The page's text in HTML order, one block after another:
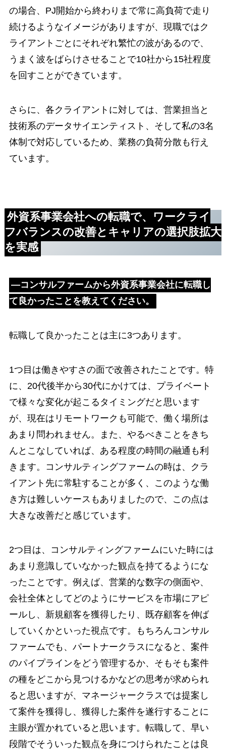
の場合、PJ開始から終わりまで常に高負荷で走り
続けるようなイメージがありますが、現職ではク
ライアントごとにそれぞれ繁忙の波があるので、
うまく波をばらけさせることで10社から15社程度
を回すことができています。
さらに、各クライアントに対しては、営業担当と
技術系のデータサイエンティスト、そして私の3名
体制で対応しているため、業務の負荷分散も行え
ています。
外資系事業会社への転職で、
ワークライ
フバランスの改善とキャリアの選択肢拡大
を実感
―コンサルファームから外資系事業会社に転職し
て良かったことを教えてください。
転職して良かったことは主に3つあります。
1つ目は働きやすさの面で改善されたことです。特
に、20代後半から30代にかけては、プライベート
で様々な変化が起こるタイミングだと思います
が、現在はリモートワークも可能で、働く場所は
あまり問われません。また、やるべきことをきち
んとこなしていれば、ある程度の時間の融通も利
きます。コンサルティングファームの時は、クラ
イアント先に常駐することが多く、このような働
き方は難しいケースもありましたので、この点は
大きな改善だと感じています。
2つ目は、コンサルティングファームにいた時には
あまり意識していなかった観点を持てるようにな
ったことです。例えば、営業的な数字の側面や、
会社全体としてどのようにサービスを市場にアピ
ールし、新規顧客を獲得したり、既存顧客を伸ば
していくかといった視点です。もちろんコンサル
ファームでも、パートナークラスになると、案件
のパイプラインをどう管理するか、そもそも案件
の種をどこから見つけるかなどの思考が求められ
ると思いますが、マネージャークラスでは提案し
て案件を獲得し、獲得した案件を遂行することに
主眼が置かれていると思います。転職して、早い
段階でそういった観点を身につけられたことは良